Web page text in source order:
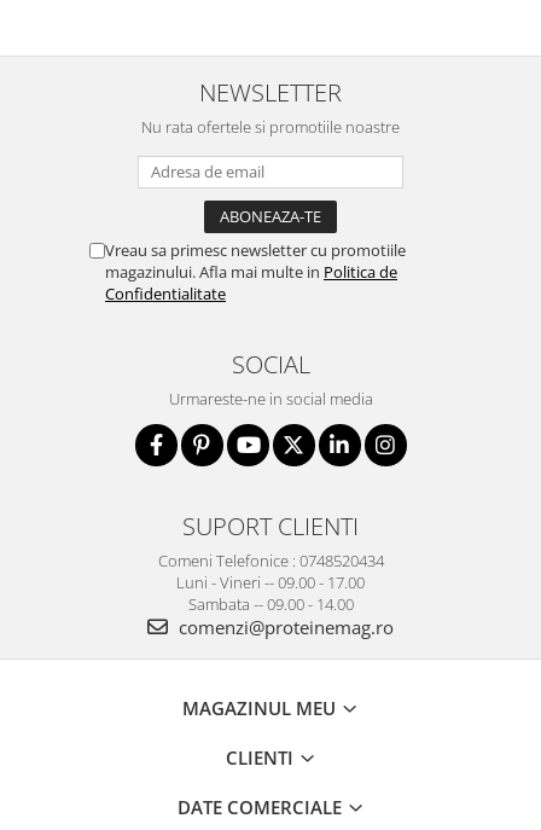
NEWSLETTER
Nu rata ofertele si promotiile noastre
Vreau sa primesc newsletter cu promotiile
magazinului. Afla mai multe in Politica de
Confidentialitate
SOCIAL
Urmareste-ne in social media
SUPORT CLIENTI
Comeni Telefonice : 0748520434
Luni - Vineri -- 09.00 - 17.00
Sambata -- 09.00 - 14.00
comenzi@proteinemag.ro
MAGAZINUL MEU
CLIENTI
DATE COMERCIALE